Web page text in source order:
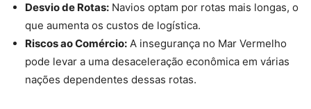
Desvio de Rotas: Navios optam por rotas mais longas, o
que aumenta os custos de logística.
Riscos ao Comércio: A insegurança no Mar Vermelho
pode levar a uma desaceleração econômica em várias
nações dependentes dessas rotas.